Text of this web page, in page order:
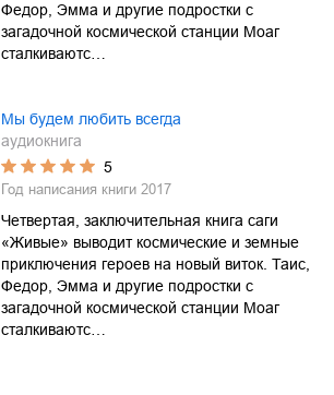
Федор, Эмма и другие подростки с
загадочной космической станции Моаг
сталкиваютс…
Мы будем любить всегда
аудиокнига
5
Год написания книги 2017
Четвертая, заключительная книга саги
«Живые» выводит космические и земные
приключения героев на новый виток. Таис,
Федор, Эмма и другие подростки с
загадочной космической станции Моаг
сталкиваютс…